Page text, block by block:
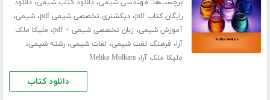
برچسب‌ها: مهندسی شیمی،دانلود کتاب شیمی،دانلود
رایگان کتاب pdf
،دیکشنری تخصصی شیمی pdf ،شیمی،
آموزش شیمی، زبان تخصصی شیمی + pdf ، ملیکا ملک
آرا، فرهنگ لغت شیمی، لغات شیمی،رشته شیمی،
ملیکا ملک آرا،Melika Molkara
دانلود کتاب